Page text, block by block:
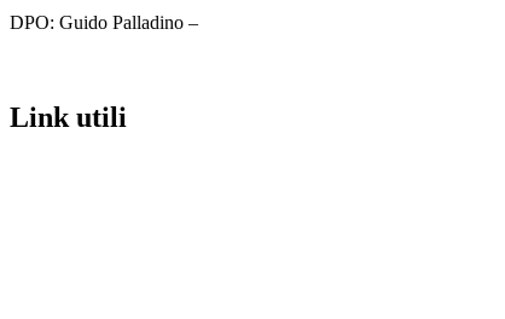
DPO: Guido Palladino –
link utili